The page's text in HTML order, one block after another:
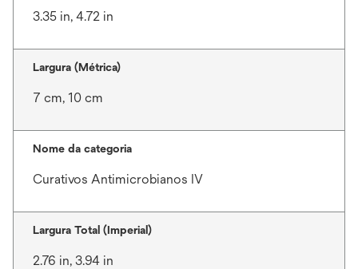
3.35 in, 4.72 in
Largura (Métrica)
7 cm, 10 cm
Nome da categoria
Curativos Antimicrobianos IV
Largura Total (Imperial)
2.76 in, 3.94 in